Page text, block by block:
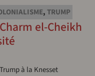
,TRUMP
el-Cheikh
à la Knesset